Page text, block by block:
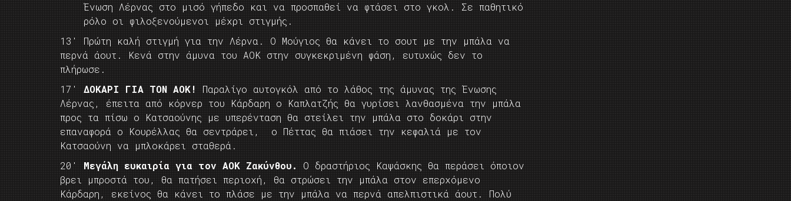
Ένωση Λέρνας στο μισό γήπεδο και να προσπαθεί να φτάσει στο γκολ. Σε παθητικό
ρόλο οι φιλοξενούμενοι μέχρι στιγμής.
13′ Πρώτη καλή στιγμή για την Λέρνα. Ο Μούγιος θα κάνει το σουτ με την μπάλα να
περνά άουτ. Κενά στην άμυνα του ΑΟΚ στην συγκεκριμένη φάση, ευτυχώς δεν το
πλήρωσε.
17′ ΔΟΚΑΡΙ ΓΙΑ ΤΟΝ ΑΟΚ!
Παραλίγο αυτογκόλ από το λάθος της άμυνας της Ένωσης
Λέρνας, έπειτα από κόρνερ του Κάρδαρη ο Καπλατζής θα γυρίσει λανθασμένα την μπάλα
προς τα πίσω ο Κατσαούνης με υπερένταση θα στείλει την μπάλα στο δοκάρι στην
επαναφορά ο Κουρέλλας θα σεντράρει, ο Πέττας θα πιάσει την κεφαλιά με τον
Κατσαούνη να μπλοκάρει σταθερά.
20′ Μεγάλη ευκαιρία για τον ΑΟΚ Ζακύνθου.
Ο δραστήριος Καψάσκης θα περάσει όποιον
βρει μπροστά του, θα πατήσει περιοχή, θα στρώσει την μπάλα στον επερχόμενο
Κάρδαρη, εκείνος θα κάνει το πλάσε με την μπάλα να περνά απελπιστικά άουτ. Πολύ